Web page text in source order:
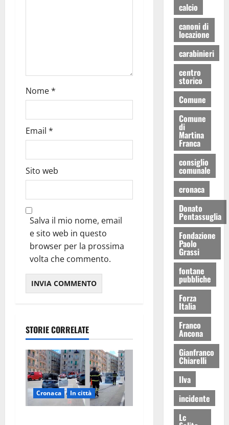
Nome*
Email *
Sito web
Salva il mio nome, email
e sito web in questo
browser per la prossima
volta che commento.
STORIE CORRELATE
Cronaca In città
calcio
canoni di
locazione
carabinieri
centro
storico
Comune
Comune
di
Martina
Franca
consiglio
comunale
cronaca
Donato
Pentassuglia
Fondazione
Paolo
Grassi
fontane
pubbliche
Forza
Italia
Franco
Ancona
Gianfranco
Chiarelli
Ilva
incidente
Lc